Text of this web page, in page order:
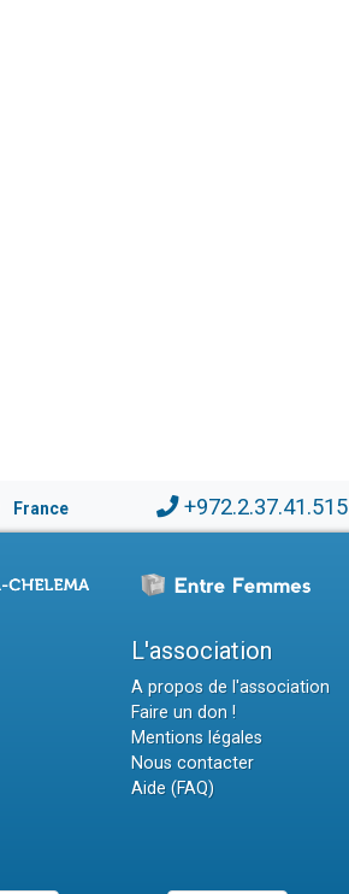
France +972.2.37.41.515
L'association
A propos de l'association
Faire un don !
Mentions légales
Nous contacter
Aide (FAQ)